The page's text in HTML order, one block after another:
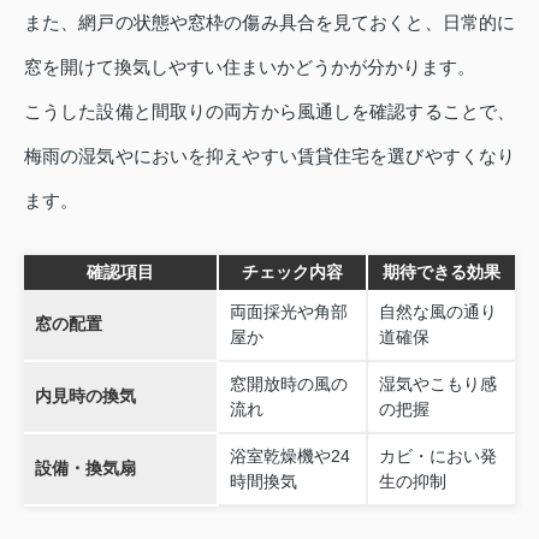
また、網戸の状態や窓枠の傷み具合を見ておくと、日常的に
窓を開けて換気しやすい住まいかどうかが分かります。
こうした設備と間取りの両方から風通しを確認することで、
梅雨の湿気やにおいを抑えやすい賃貸住宅を選びやすくなり
ます。
確認項目 チェック内容 期待できる効果
窓の配置
両面採光や角部
屋か
自然な風の通り
道確保
内見時の換気
窓開放時の風の
流れ
湿気やこもり感
の把握
設備・換気扇
浴室乾燥機や24
時間換気
カビ・におい発
生の抑制